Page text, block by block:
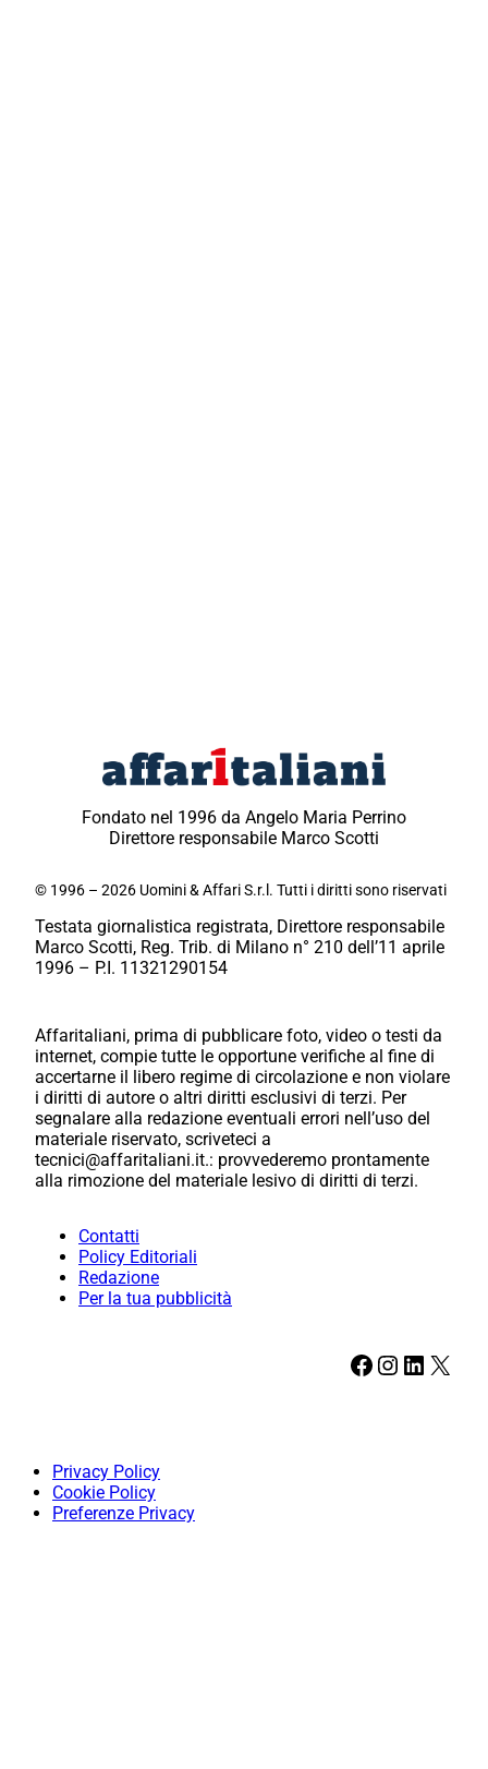
Fondato nel 1996 da Angelo Maria Perrino
Direttore responsabile Marco Scotti
© 1996 – 2026 Uomini & Affari S.r.l. Tutti i diritti sono riservati
Testata giornalistica registrata, Direttore responsabile
Marco Scotti, Reg. Trib. di Milano n° 210 dell’11 aprile
1996 – P.I. 11321290154
Affaritaliani, prima di pubblicare foto, video o testi da
internet, compie tutte le opportune verifiche al fine di
accertarne il libero regime di circolazione e non violare
i diritti di autore o altri diritti esclusivi di terzi. Per
segnalare alla redazione eventuali errori nell’uso del
materiale riservato, scriveteci a
tecnici@affaritaliani.it.: provvederemo prontamente
alla rimozione del materiale lesivo di diritti di terzi.
Contatti
Policy Editoriali
Redazione
Per la tua pubblicità
Facebook Instagram LinkedIn X
Privacy Policy
Cookie Policy
Preferenze Privacy